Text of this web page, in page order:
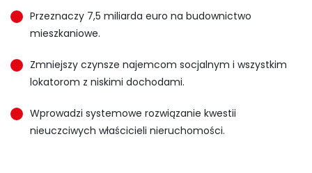
Przeznaczy 7,5 miliarda euro na budownictwo
mieszkaniowe.
Zmniejszy czynsze najemcom socjalnym i wszystkim
lokatorom z niskimi dochodami.
Wprowadzi systemowe rozwiązanie kwestii
nieuczciwych właścicieli nieruchomości.